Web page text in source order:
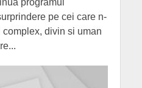
programul
pe cei care n-
divin si uman